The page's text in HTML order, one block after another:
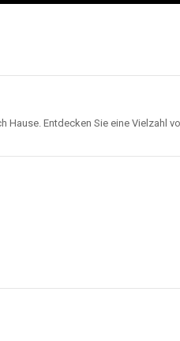
Hause. Entdecken Sie eine Vielzahl